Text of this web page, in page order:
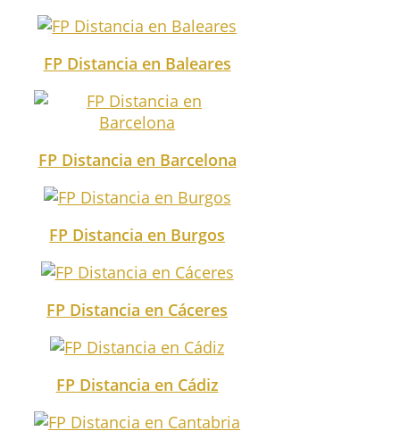
FP Distancia en Baleares
FP Distancia en Barcelona
FP Distancia en Burgos
FP Distancia en Cáceres
FP Distancia en Cádiz